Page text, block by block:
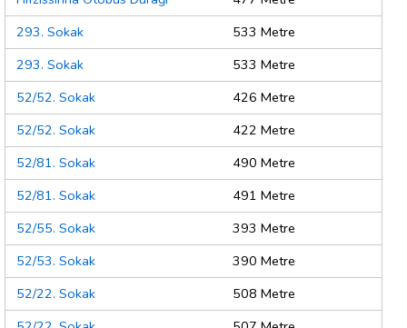
293. Sokak
533 Metre
293. Sokak
533 Metre
52/52. Sokak
426 Metre
52/52. Sokak
422 Metre
52/81. Sokak
490 Metre
52/81. Sokak
491 Metre
52/55. Sokak
393 Metre
52/53. Sokak
390 Metre
52/22. Sokak
508 Metre